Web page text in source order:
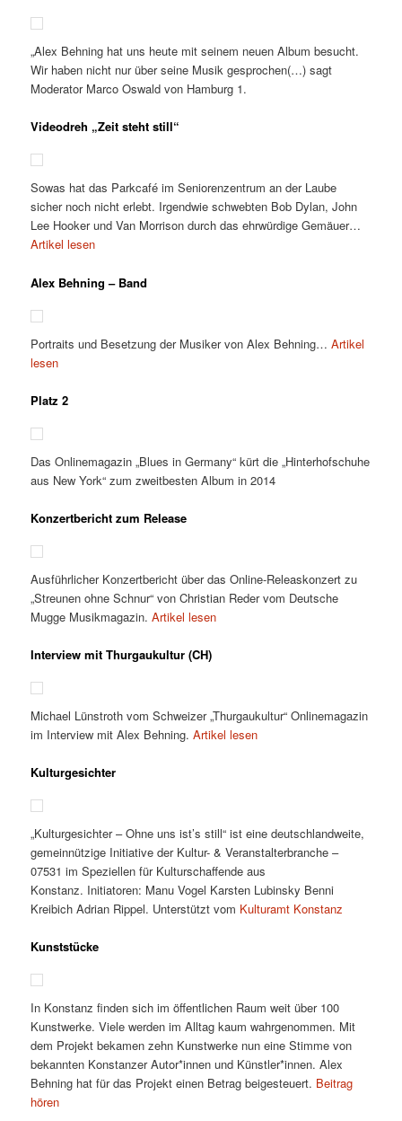
„Alex Behning hat uns heute mit seinem neuen Album besucht.
Wir haben nicht nur über seine Musik gesprochen(…) sagt
Moderator Marco Oswald von Hamburg 1.
Videodreh „Zeit steht still“
Sowas hat das Parkcafé im Seniorenzentrum an der Laube
sicher noch nicht erlebt. Irgendwie schwebten Bob Dylan, John
Lee Hooker und Van Morrison durch das ehrwürdige Gemäuer…
Artikel lesen
Alex Behning – Band
Portraits und Besetzung der Musiker von Alex Behning…Artikel
lesen
Platz 2
Das Onlinemagazin „Blues in Germany“ kürt die „Hinterhofschuhe
aus New York“ zum zweitbesten Album in 2014
Konzertbericht zum Release
Ausführlicher Konzertbericht über das Online-Releaskonzert zu
„Streunen ohne Schnur“ von Christian Reder vom Deutsche
Mugge Musikmagazin.Artikel lesen
Interview mit Thurgaukultur (CH)
Michael Lünstroth vom Schweizer „Thurgaukultur“ Onlinemagazin
im Interview mit Alex Behning.Artikel lesen
Kulturgesichter
„Kulturgesichter – Ohne uns ist’s still“ ist eine deutschlandweite,
gemeinnützige Initiative der Kultur- & Veranstalterbranche –
07531 im Speziellen für Kulturschaffende aus
Konstanz. Initiatoren: Manu Vogel Karsten Lubinsky Benni
Kreibich Adrian Rippel. Unterstützt vom Kulturamt Konstanz
Kunststücke
In Konstanz finden sich im öffentlichen Raum weit über 100
Kunstwerke. Viele werden im Alltag kaum wahrgenommen. Mit
dem Projekt bekamen zehn Kunstwerke nun eine Stimme von
bekannten Konstanzer Autor*innen und Künstler*innen. Alex
Behning hat für das Projekt einen Betrag beigesteuert. Beitrag
hören